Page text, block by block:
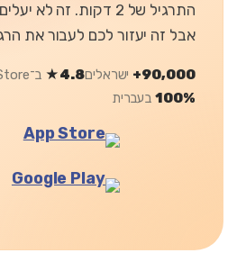
התרגיל של 2 דקות. זה
אבל זה יעזור לכם לעבור את
90,000+ ישראלים4.8★
ב־App Store
100%בעברית